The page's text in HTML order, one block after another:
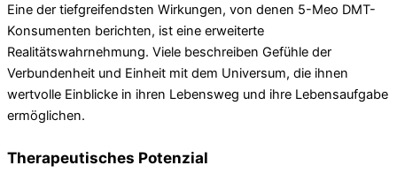
Eine der tiefgreifendsten Wirkungen, von denen 5-Meo DMT-
Konsumenten berichten, ist eine erweiterte
Realitätswahrnehmung. Viele beschreiben Gefühle der
Verbundenheit und Einheit mit dem Universum, die ihnen
wertvolle Einblicke in ihren Lebensweg und ihre Lebensaufgabe
ermöglichen.
Therapeutisches Potenzial